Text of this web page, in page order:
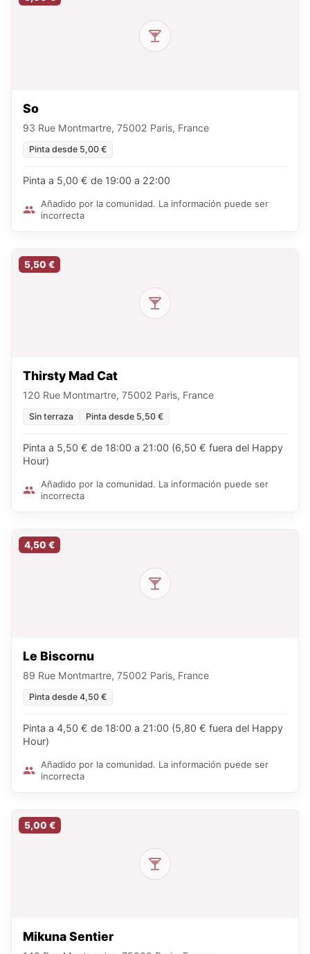
So
93 Rue Montmartre, 75002 Paris, France
Pinta desde 5,00 €
Pinta a 5,00 € de 19:00 a 22:00
Añadido por la comunidad. La información puede ser
incorrecta
5,50 €
Thirsty Mad Cat
120 Rue Montmartre, 75002 Paris, France
Sin terraza Pinta desde 5,50 €
Pinta a 5,50 € de 18:00 a 21:00 (6,50 € fuera del Happy
Hour)
Añadido por la comunidad. La información puede ser
incorrecta
4,50 €
Le Biscornu
89 Rue Montmartre, 75002 Paris, France
Pinta desde 4,50 €
Pinta a 4,50 € de 18:00 a 21:00 (5,80 € fuera del Happy
Hour)
Añadido por la comunidad. La información puede ser
incorrecta
5,00 €
Mikuna Sentier